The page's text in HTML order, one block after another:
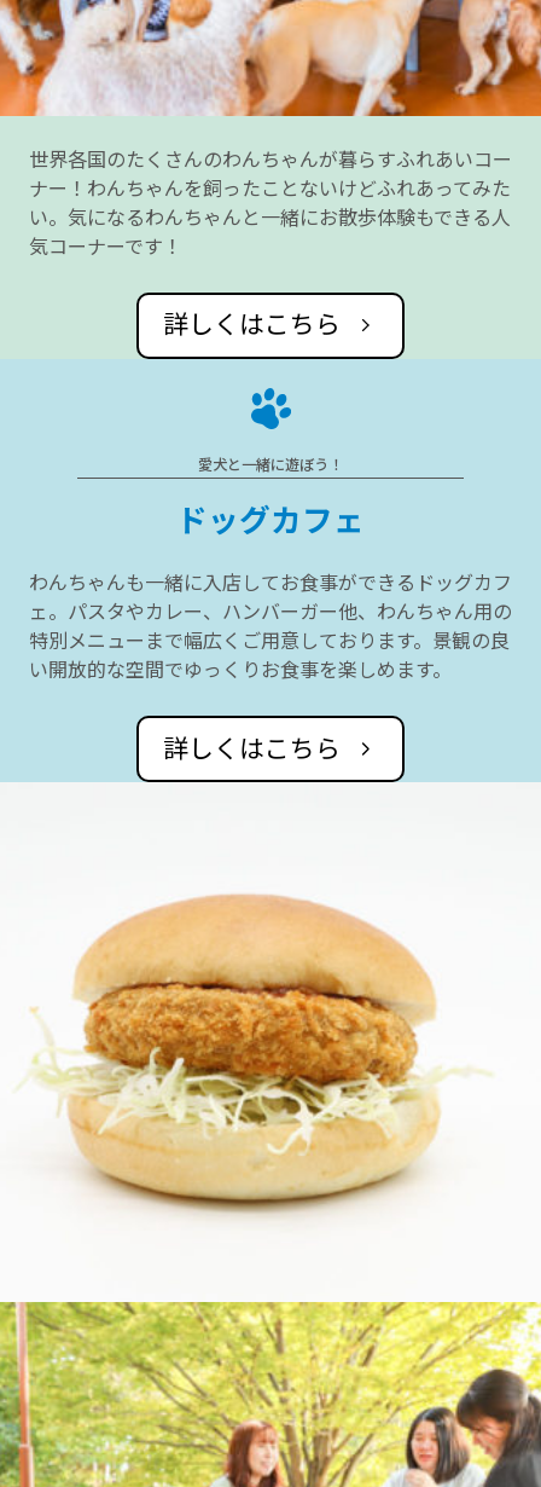
世界各国のたくさんのわんちゃんが暮らすふれあいコー
ナー！わんちゃんを飼ったことないけどふれあってみた
い。気になるわんちゃんと一緒にお散歩体験もできる人
気コーナーです！
詳しくはこちら
愛犬と一緒に遊ぼう！
ドッグカフェ
わんちゃんも一緒に入店してお食事ができるドッグカフ
ェ。パスタやカレー、ハンバーガー他、わんちゃん用の
特別メニューまで幅広くご用意しております。景観の良
い開放的な空間でゆっくりお食事を楽しめます。
詳しくはこちら